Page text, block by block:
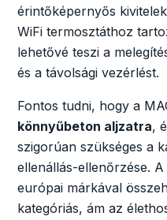
érintőképernyős
WiFi termosztáthoz
lehetővé teszi a
és a távolsági vezérlést.
Fontos tudni, hogy a
könnyűbeton aljzatra,
szigorúan szükséges a
ellenállás-ellenőrzése.
európai márkával
kategóriás, ám az